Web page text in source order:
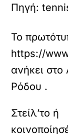
Πηγή:
Το
https://
ανήκει στο
Ρόδου .